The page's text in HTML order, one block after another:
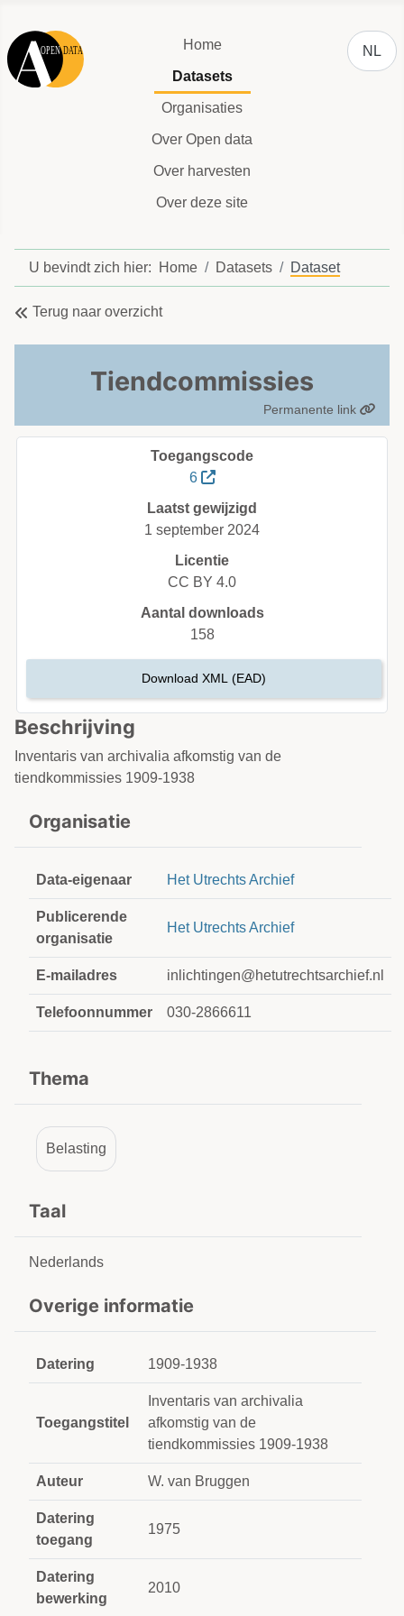
Home
Datasets
Organisaties
Over Open data
Over harvesten
Over deze site
NL
U bevindt zich hier: Home Datasets Dataset
Terug naar overzicht
Tiendcommissies
Permanente link
Beschrijving
Inventaris van archivalia afkomstig van de
tiendkommissies 1909-1938
Organisatie
Data-eigenaar Het Utrechts Archief
Publicerende
organisatie
Het Utrechts Archief
E-mailadres inlichtingen@hetutrechtsarchief.nl
Telefoonnummer 030-2866611
Thema
Belasting
Taal
Nederlands
Overige informatie
Datering 1909-1938
Toegangstitel
Inventaris van archivalia
afkomstig van de
tiendkommissies 1909-1938
Auteur W. van Bruggen
Datering
toegang
1975
Datering
bewerking
2010
Toegangscode
6
Laatst gewijzigd
1 september 2024
Licentie
CC BY 4.0
Aantal downloads
158
Download XML (EAD)